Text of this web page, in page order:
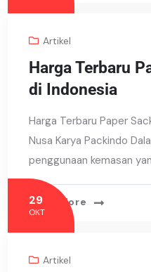
Artikel
Harga Terbaru
di Indonesia
Harga Terbaru Paper
Nusa Karya Packindo
penggunaan kemasan
Read More
29
OKT
Artikel